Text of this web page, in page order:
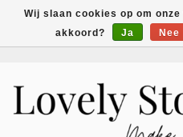
Wij slaan cookies op om
akkoord?
Ja Nee